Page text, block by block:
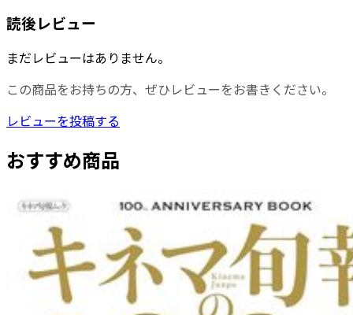
読後レビュー
まだレビューはありません。
この商品をお持ちの方、ぜひレビューをお書きください。
レビューを投稿する
おすすめ商品